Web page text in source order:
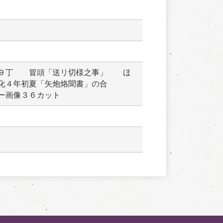
丁　　冒頭「送リ切様之事」　　ほ
４年初夏「矢炮烙聞書」の合
画像３６カット